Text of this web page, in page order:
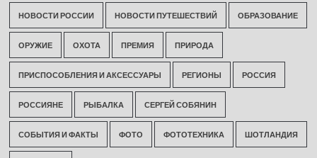
НОВОСТИ РОССИИ НОВОСТИ ПУТЕШЕСТВИЙ ОБРАЗОВАНИЕ
ОРУЖИЕ ОХОТА ПРЕМИЯ ПРИРОДА
ПРИСПОСОБЛЕНИЯ И АКСЕССУАРЫ РЕГИОНЫ РОССИЯ
РОССИЯНЕ РЫБАЛКА СЕРГЕЙ СОБЯНИН
СОБЫТИЯ И ФАКТЫ ФОТО ФОТОТЕХНИКА ШОТЛАНДИЯ